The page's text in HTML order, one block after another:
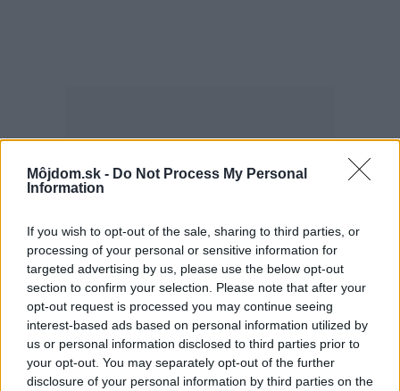
Môjdom.sk - Do Not Process My Personal
Information
If you wish to opt-out of the sale, sharing to third parties, or
processing of your personal or sensitive information for
targeted advertising by us, please use the below opt-out
section to confirm your selection. Please note that after your
opt-out request is processed you may continue seeing
interest-based ads based on personal information utilized by
us or personal information disclosed to third parties prior to
your opt-out. You may separately opt-out of the further
disclosure of your personal information by third parties on the
Najčítanejšie
Deti odrástli, rodičia majú bývanie presne podľa
seba. V novom dome je všetko pre ich život i
návštevy vnúčat
Žije pri lese, chová sliepky a uspáva ju rieka.
Miestni remeselníci vytvorili bývanie, ktoré vyzerá
ako malý raj
K bytu ladili aj škáry v obklade. Majitelia zbúrali